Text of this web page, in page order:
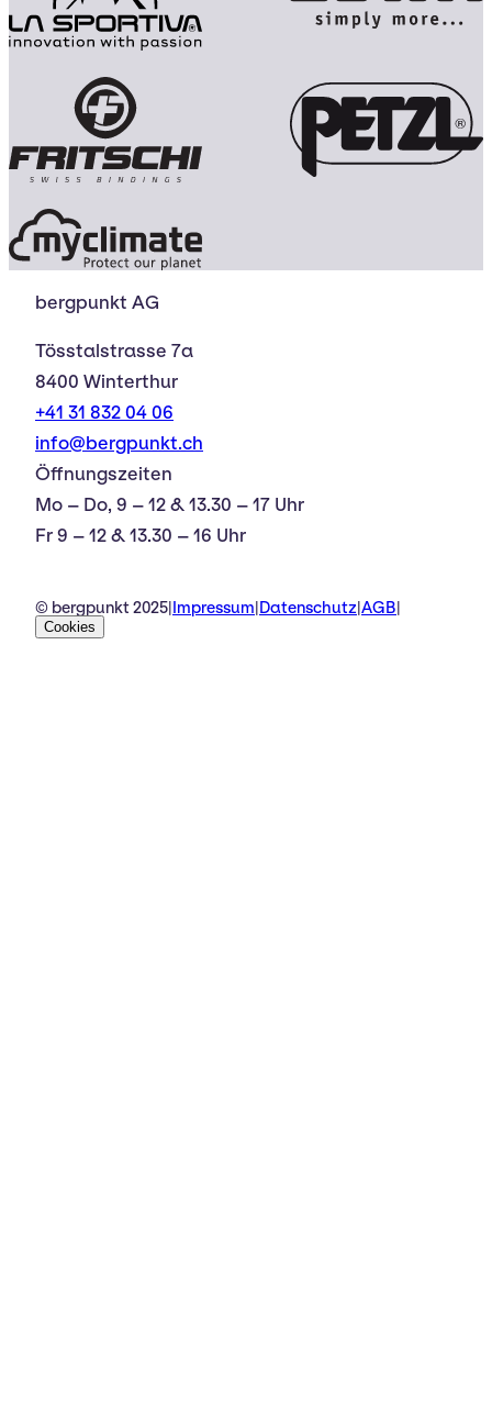
bergpunkt AG
Tösstalstrasse 7a
8400 Winterthur
+41 31 832 04 06
info@bergpunkt.ch
Öffnungszeiten
Mo – Do, 9 – 12 & 13.30 – 17 Uhr
Fr 9 – 12 & 13.30 – 16 Uhr
© bergpunkt 2025 Impressum Datenschutz AGB
Cookies